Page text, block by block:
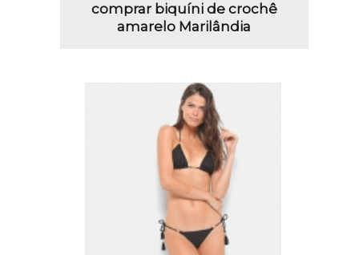
comprar biquíni de crochê
amarelo Marilândia